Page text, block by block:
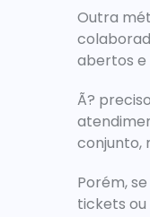
Outra
abertos e
Ã?
conjunto,
Porém,
tickets